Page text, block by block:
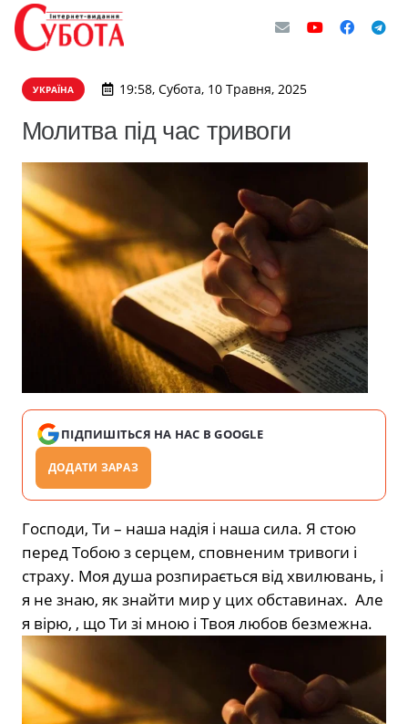
УКРАЇНА 19:58, Субота, 10 Травня, 2025
Молитва під час тривоги
ПІДПИШІТЬСЯ НА НАС В GOOGLE
ДОДАТИ ЗАРАЗ
Господи, Ти – наша надія і наша сила. Я стою
перед Тобою з серцем, сповненим тривоги і
страху. Моя душа розпирається від хвилювань, і
я не знаю, як знайти мир у цих обставинах. Але
я вірю, , що Ти зі мною і Твоя любов безмежна.